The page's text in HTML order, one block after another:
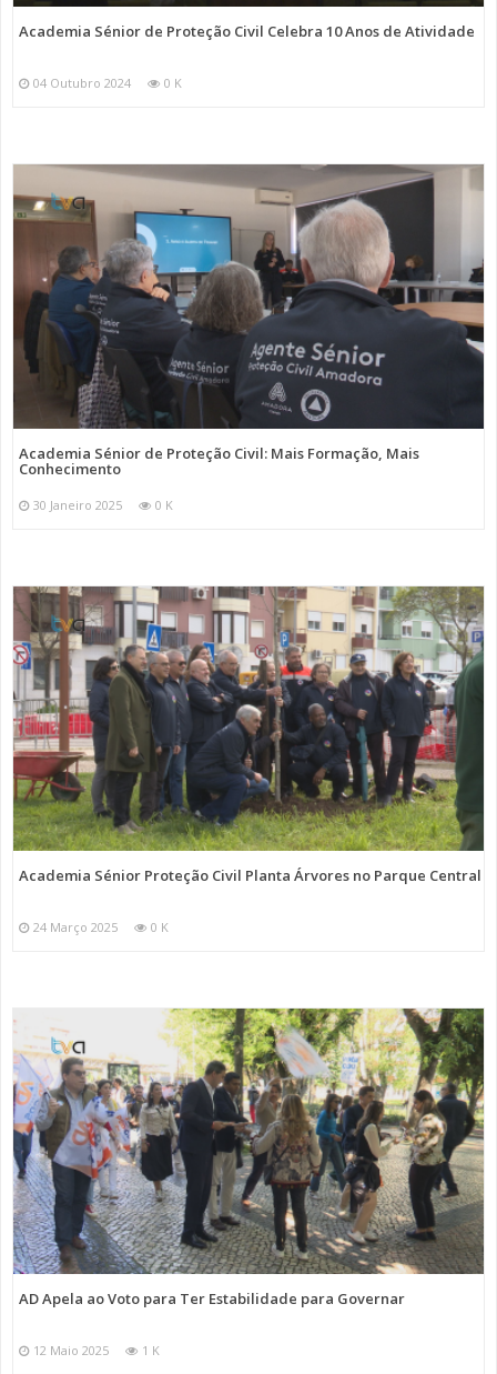
Academia Sénior de Proteção Civil Celebra 10 Anos de Atividade
04 Outubro 2024 0 K
Academia Sénior de Proteção Civil: Mais Formação, Mais
Conhecimento
30 Janeiro 2025 0 K
Academia Sénior Proteção Civil Planta Árvores no Parque Central
24 Março 2025 0 K
AD Apela ao Voto para Ter Estabilidade para Governar
12 Maio 2025 1 K